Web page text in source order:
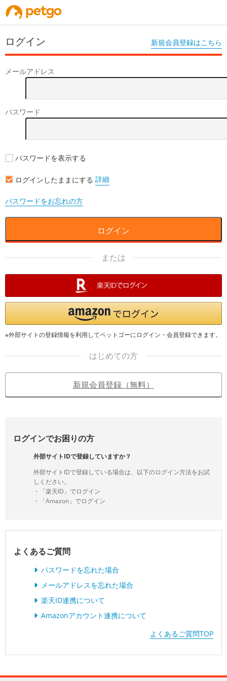
ログイン 新規会員登録はこちら
メールアドレス
パスワード
パスワードを表示する
ログインしたままにする 詳細
パスワードをお忘れの方
ログイン
または
※外部サイトの登録情報を利用してペットゴーにログイン・会員登録できます。
はじめての方
新規会員登録（無料）
ログインでお困りの方
外部サイトIDで登録していますか？
外部サイトIDで登録している場合は、以下のログイン方法をお試
しください。
・「楽天ID」でログイン
・「Amazon」でログイン
よくあるご質問
パスワードを忘れた場合
メールアドレスを忘れた場合
楽天ID連携について
Amazonアカウント連携について
よくあるご質問TOP